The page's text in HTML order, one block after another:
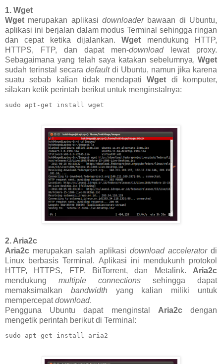
1. Wget
Wget merupakan aplikasi downloaderbawaan di Ubuntu,
aplikasi ini berjalan dalam modus Terminal sehingga ringan
dan cepat ketika dijalankan.Wget mendukung HTTP,
HTTPS, FTP, dan dapat men-downloadlewat proxy.
Sebagaimana yang telah saya katakan sebelumnya, Wget
sudah terinstal secara defaultdi Ubuntu, namun jika karena
suatu sebab kalian tidak mendapatiWget di komputer,
silakan ketik perintah berikut untuk menginstalnya:
sudo apt-get install wget
2. Aria2c
Aria2c merupakan salah aplikasi download acceleratordi
Linux berbasis Terminal. Aplikasi ini mendukunh protokol
HTTP, HTTPS, FTP, BitTorrent, dan Metalink. Aria2c
mendukung multiple connections sehingga dapat
memaksimalkan bandwidth yang kalian miliki untuk
mempercepatdownload.
Pengguna Ubuntu dapat menginstal Aria2cdengan
mengetik perintah berikut di Terminal:
sudo apt-get install aria2